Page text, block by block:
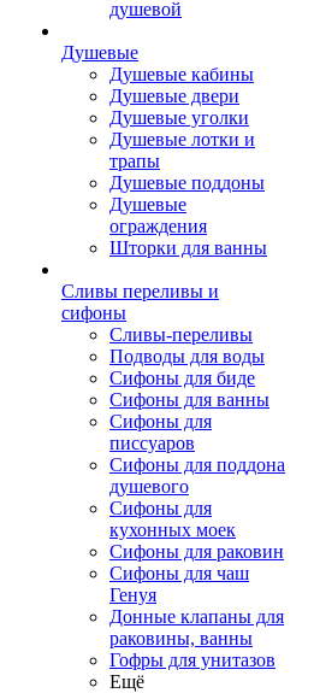
душевой
Душевые
Душевые кабины
Душевые двери
Душевые уголки
Душевые лотки и
трапы
Душевые поддоны
Душевые
ограждения
Шторки для ванны
Сливы переливы и
сифоны
Сливы-переливы
Подводы для воды
Сифоны для биде
Сифоны для ванны
Сифоны для
писсуаров
Сифоны для поддона
душевого
Сифоны для
кухонных моек
Сифоны для раковин
Сифоны для чаш
Генуя
Донные клапаны для
раковины, ванны
Гофры для унитазов
Ещё